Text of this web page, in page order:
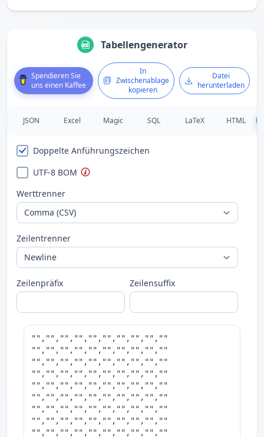
Tabellengenerator
Spendieren Sie
uns einen Kaffee
In
Zwischenablage
kopieren
Datei
herunterladen
JSON Excel Magic SQL LaTeX HTML
Doppelte Anführungszeichen
UTF-8 BOM
Werttrenner
Zeilentrenner
Zeilenpräfix Zeilensuffix